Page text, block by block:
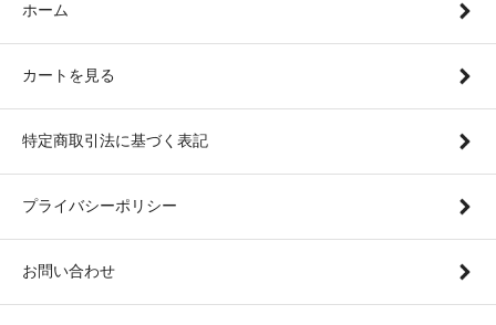
ホーム
カートを見る
特定商取引法に基づく表記
プライバシーポリシー
お問い合わせ